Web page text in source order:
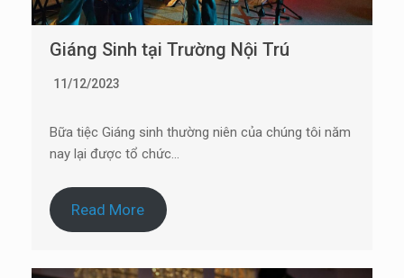
Giáng Sinh tại Trường Nội Trú
11/12/2023
Bữa tiệc Giáng sinh thường niên của chúng tôi năm
nay lại được tổ chức…
Read More